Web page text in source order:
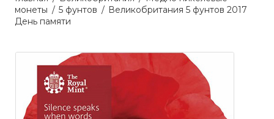
монеты
5 фунтов
Великобритания 5 фунтов 2017
День памяти